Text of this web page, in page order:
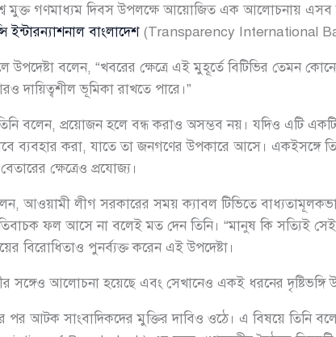
মুক্ত গণমাধ্যম দিবস উপলক্ষে আয়োজিত এক আলোচনায়
ইন্টারন্যাশনাল বাংলাদেশ(Transparency International
উপদেষ্টা বলেন, “খবরের ক্ষেত্রে এই মুহূর্তে বিটিভির তেমন
দায়িত্বশীল ভূমিকা রাখতে পারে।”
বলেন, প্রয়োজন হলে বন্ধ করাও অসম্ভব নয়। যদিও এটি একটি
ব্যবহার করা, যাতে তা জনগণের উপকারে আসে। একইসঙ্গে
ক্ষেত্রেও প্রযোজ্য।
আওয়ামী লীগ সরকারের সময় ক্যাবল টিভিতে
ফল আসে না বলেই মত দেন তিনি। “মানুষ কি সত্যিই
বিরোধিতাও পুনর্ব্যক্ত করেন এই উপদেষ্টা।
সঙ্গেও আলোচনা হয়েছে এবং সেখানেও একই ধরনের দৃষ্টিভঙ্গি
পর আটক সাংবাদিকদের মুক্তির দাবিও ওঠে। এ বিষয়ে তিনি